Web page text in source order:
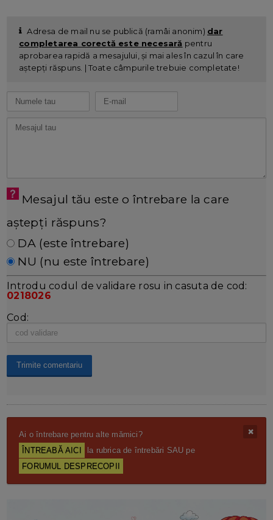
Adresa de mail nu se publică (ramâi anonim) dar
completarea corectă este necesară pentru
aprobarea rapidă a mesajului, și mai ales în cazul în care
aștepți răspuns. | Toate câmpurile trebuie completate!
Mesajul tău este o întrebare la care
aștepți răspuns?
DA (este întrebare)
NU (nu este întrebare)
Introdu codul de validare rosu in casuta de cod:
0218026
Cod:
Ai o întrebare pentru alte mămici?
ÎNTREABĂ AICI
la rubrica de întrebări SAU pe
FORUMUL DESPRECOPII